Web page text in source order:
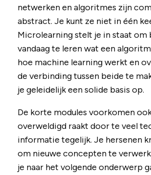
netwerken en algoritmes zijn
abstract. Je kunt ze niet in één
Microlearning stelt je in staat om
vandaag te leren wat een
hoe machine learning werkt en
de verbinding tussen beide te
je geleidelijk een solide basis op.
De korte modules voorkomen
overweldigd raakt door te veel
informatie tegelijk. Je hersenen
om nieuwe concepten te
je naar het volgende onderwerp